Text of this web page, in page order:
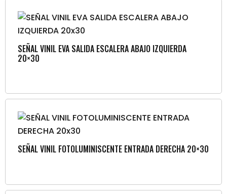
SEÑAL VINIL EVA SALIDA ESCALERA ABAJO IZQUIERDA
20×30
SEÑAL VINIL FOTOLUMINISCENTE ENTRADA DERECHA 20×30